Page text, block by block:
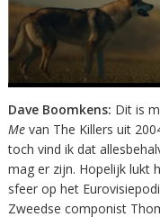
Dave Boomkens: Dit is
Mevan The Killers uit
toch vind ik dat
mag er zijn. Hopelijk lukt
sfeer op het
Zweedse componist